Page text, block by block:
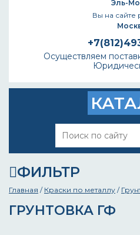
Эль-
Вы на сайте
Осуществляем
ФИЛЬТР
Главная / Краски по металлу /
ГРУНТОВКА ГФ